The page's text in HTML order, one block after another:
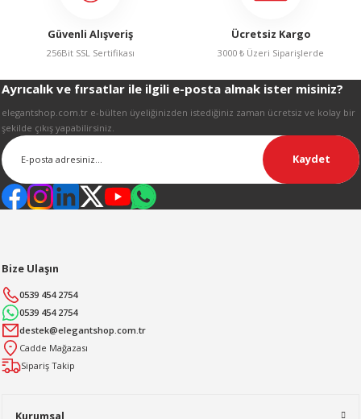
Gönder
Güvenli Alışveriş
256Bit SSL Sertifikası
Ücretsiz Kargo
3000 ₺ Üzeri Siparişlerde
Ayrıcalık ve fırsatlar ile ilgili e-posta almak ister misiniz?
elegantshop.com.tr e-bülten üyeliğinizden istediğiniz zaman ücretsiz ve kolay bir
şekilde çıkış yapabilirsiniz.
Kaydet
Kurumsal
Bize Ulaşın
0539 454 2754
0539 454 2754
destek@elegantshop.com.tr
Cadde Mağazası
Sipariş Takip